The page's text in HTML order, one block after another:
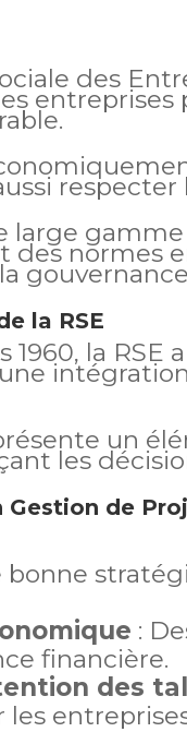
des
respecter
large
des normes
la RSE
1960, la
un
les
Gestion de
bonne
:
financière.
des